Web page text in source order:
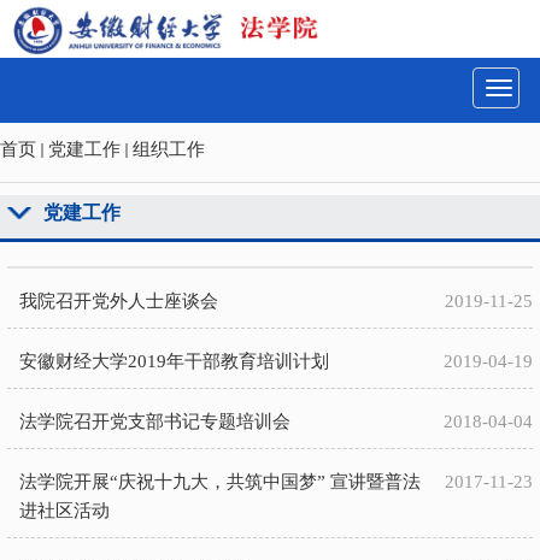
切
换
导
首页 党建工作 组织工作
党建工作
我院召开党外人士座谈会 2019-11-25
安徽财经大学2019年干部教育培训计划 2019-04-19
法学院召开党支部书记专题培训会 2018-04-04
法学院开展“庆祝十九大，共筑中国梦” 宣讲暨普法
进社区活动
2017-11-23